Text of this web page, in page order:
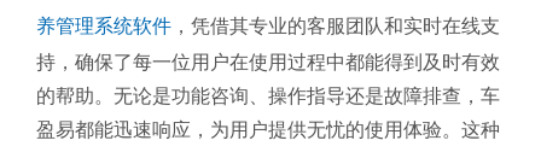
养管理系统软件 ，凭借其专业的客服团队和实时在线支
持，确保了每一位用户在使用过程中都能得到及时有效
的帮助。无论是功能咨询、操作指导还是故障排查，车
盈易都能迅速响应，为用户提供无忧的使用体验。这种